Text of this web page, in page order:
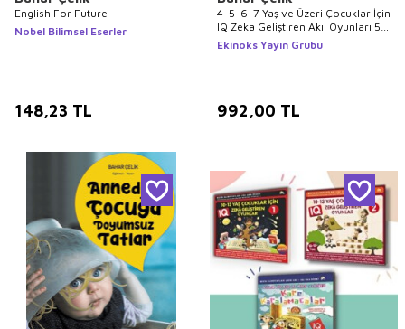
English For Future
Nobel Bilimsel Eserler
148,23 TL
4-5-6-7 Yaş ve Üzeri Çocuklar İçin
IQ Zeka Geliştiren Akıl Oyunları 5
Kitap
Ekinoks Yayın Grubu
992,00 TL